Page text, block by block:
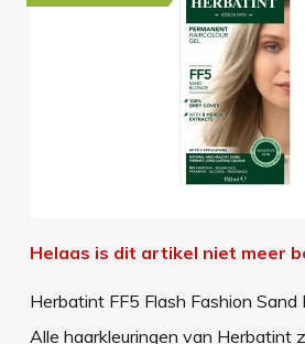
Helaas is dit artikel niet meer
Herbatint FF5 Flash Fashion
Alle haarkleuringen van Herbatint